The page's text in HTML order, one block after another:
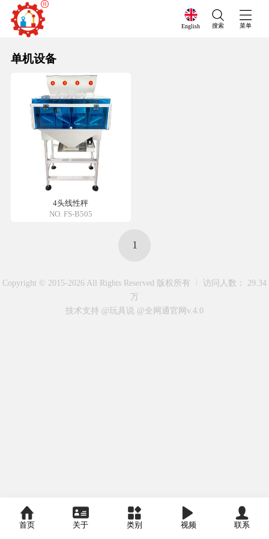
首页 关于 类别 视频 联系
English 搜索 菜单
单机设备
4头线性秤
NO. FS-B505
1
Copyright © 2015-2026 All Rights Reserved 版权所有
访问人数： 29.34
万
技术支持 @玩具说 @全网通官网v.4.0